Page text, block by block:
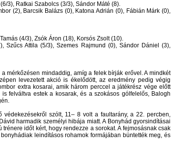
3), Ratkai Szabolcs (3/3), Sándor Máté (8).
(2), Barcsik Balázs (0), Katona Adrián (0), Fábián Márk (0),
(4/3), Zsók Áron (18), Korsós Zsolt (10).
Szűcs Attila (5/3), Szemes Rajmund (0), Sándor Dániel (3),
mérkőzésen mindaddig, amíg a felek bírják erővel. A mindkét
levezetett akció is ékelődött, az eredmény pedig végig
extra kosarai, amik három perccel a játékrész vége előtt
felváltva estek a kosarak, és a szokásos gólfelelős, Balogh
szólt, 11– 8 volt a faultarány, a 22. percben,
harmadik személyi hibája miatt. A Bonyhád gyorsindításai
időt kért, hogy rendezze a sorokat. A fejmosásnak csak
leindításos rohamok formájában büntették meg, és